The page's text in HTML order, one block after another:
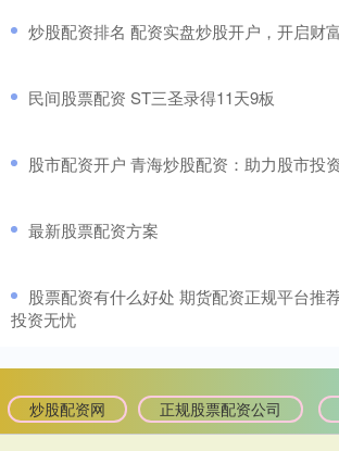
炒股配资排名 配资实盘炒股开户，开启财
​民间股票配资 ST三圣录得11天9板
股市配资开户 青海炒股配资：助力股市投
​最新股票配资方案
股票配资有什么好处 期货配资正规平台推
投资无忧
炒股配资网 正规股票配资公司